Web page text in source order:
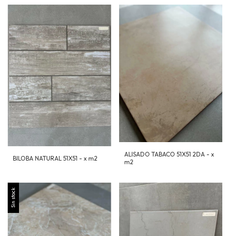
BILOBA NATURAL 51X51 - x m2
ALISADO TABACO 51X51 2DA - x
m2
Sin stock